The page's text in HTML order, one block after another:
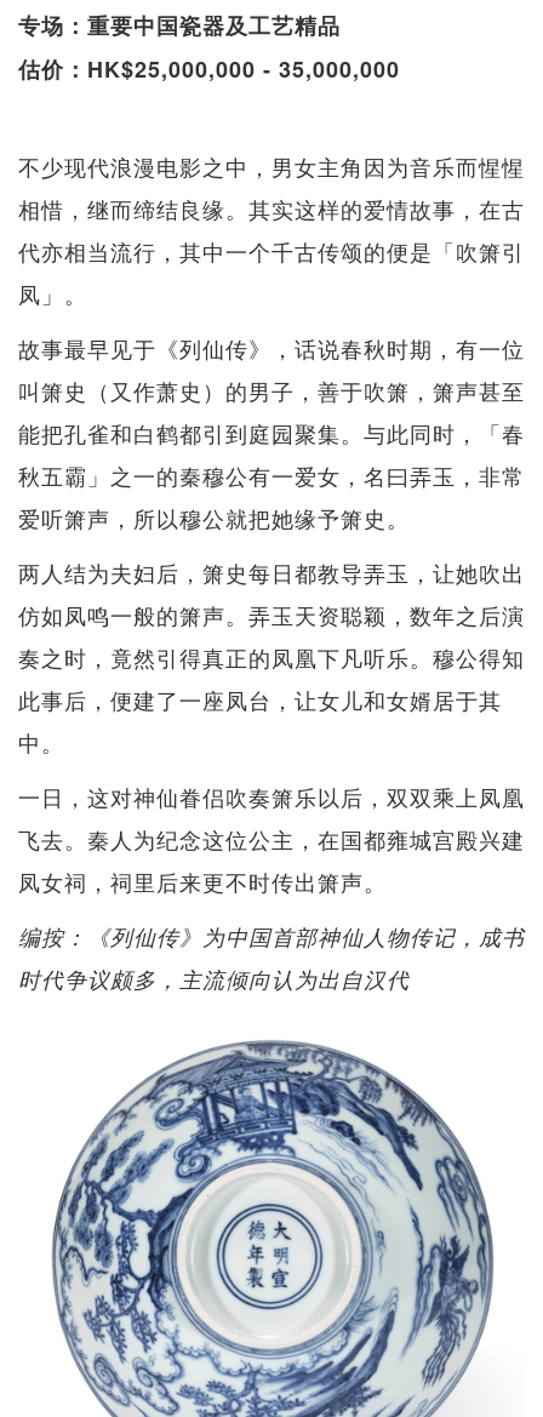
专场：重要中国瓷器及工艺精品
估价：HK$25,000,000 - 35,000,000
不少现代浪漫电影之中，男女主角因为音乐而惺惺
相惜，继而缔结良缘。其实这样的爱情故事，在古
代亦相当流行，其中一个千古传颂的便是「吹箫引
凤」。
故事最早见于《列仙传》，话说春秋时期，有一位
叫箫史（又作萧史）的男子，善于吹箫，箫声甚至
能把孔雀和白鹤都引到庭园聚集。与此同时，「春
秋五霸」之一的秦穆公有一爱女，名曰弄玉，非常
爱听箫声，所以穆公就把她缘予箫史。
两人结为夫妇后，箫史每日都教导弄玉，让她吹出
仿如凤鸣一般的箫声。弄玉天资聪颖，数年之后演
奏之时，竟然引得真正的凤凰下凡听乐。穆公得知
此事后，便建了一座凤台，让女儿和女婿居于其
中。
一日，这对神仙眷侣吹奏箫乐以后，双双乘上凤凰
飞去。秦人为纪念这位公主，在国都雍城宫殿兴建
凤女祠，祠里后来更不时传出箫声。
编按：《列仙传》为中国首部神仙人物传记，成书
时代争议颇多，主流倾向认为出自汉代